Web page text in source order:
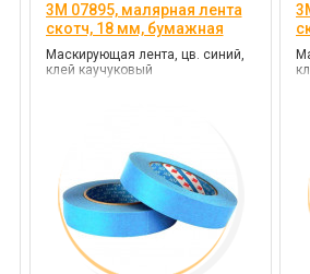
3M 07895, малярная лента
скотч, 18 мм, бумажная
Маскирующая лента, цв. синий,
клей каучуковый